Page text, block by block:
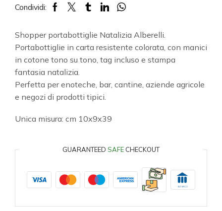
Condividi:
Shopper portabottiglie Natalizia Alberelli.
Portabottiglie in carta resistente colorata, con manici
in cotone tono su tono, tag incluso e stampa
fantasia natalizia.
Perfetta per enoteche, bar, cantine, aziende agricole
e negozi di prodotti tipici.
Unica misura: cm 10x9x39
GUARANTEED SAFE CHECKOUT